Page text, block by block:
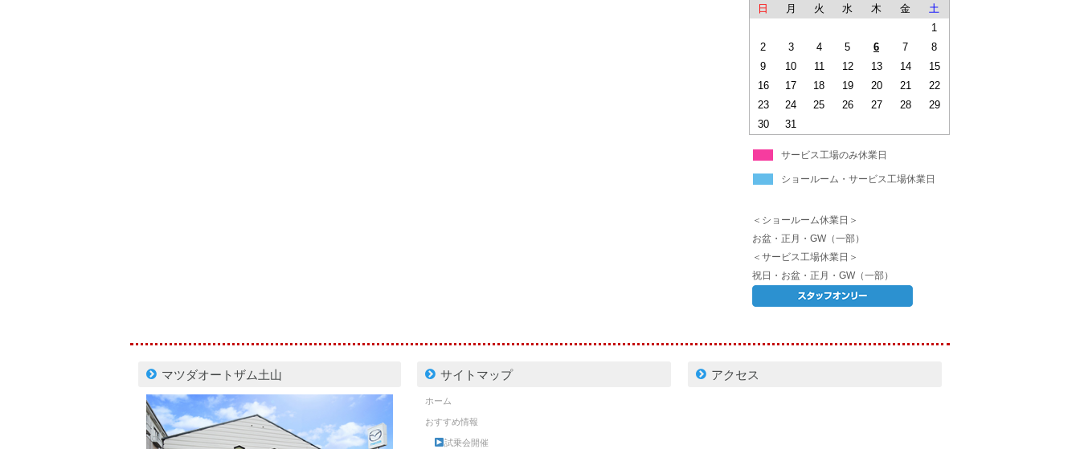
日
月 火 水 木 金
土
1
2
3 4 5 6 7
8
9
10 11 12 13 14
15
16
17 18 19 20 21
22
23
24 25 26 27 28
29
30
31
サービス工場のみ休業日
ショールーム・サービス工場休業日
＜ショールーム休業日＞
お盆・正月・GW（一部）
＜サービス工場休業日＞
祝日・お盆・正月・GW（一部）
マツダオートザム土山 サイトマップ
ホーム
おすすめ情報
試乗会開催
アクセス